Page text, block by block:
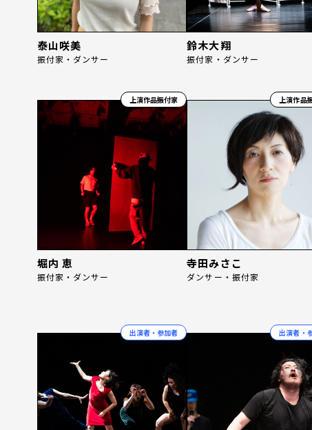
泰山咲美
振付家・ダンサー
鈴木大翔
振付家・ダンサー
上演作品振付家
堀内 恵
振付家・ダンサー
上演作品
寺田みさこ
ダンサー・振付家
出演者・参加者 出演者・